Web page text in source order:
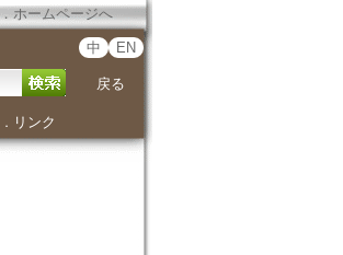
． ホームページへ
中 EN
戻る
． リンク